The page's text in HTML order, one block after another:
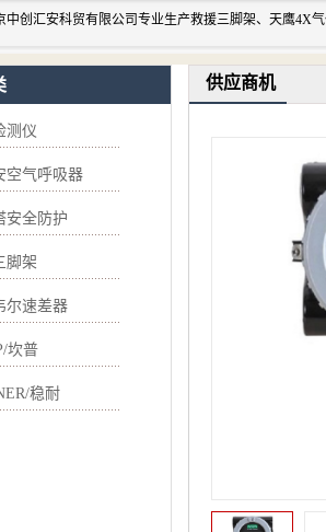
测仪
空气呼吸器
安全防护
脚架
尔速差器
坎普
稳耐
供应商机